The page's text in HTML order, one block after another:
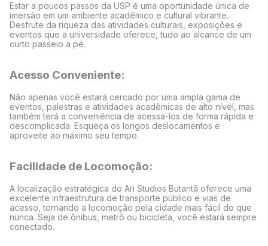
Estar a poucos passos da USP é uma oportunidade única de
imersão em um ambiente acadêmico e cultural vibrante.
Desfrute da riqueza das atividades culturais, exposições e
eventos que a universidade oferece, tudo ao alcance de um
curto passeio a pé.
Acesso Conveniente:
Não apenas você estará cercado por uma ampla gama de
eventos, palestras e atividades acadêmicas de alto nível, mas
também terá a conveniência de acessá-los de forma rápida e
descomplicada. Esqueça os longos deslocamentos e
aproveite ao máximo seu tempo.
Facilidade de Locomoção:
A localização estratégica do Ari Studios Butantã oferece uma
excelente infraestrutura de transporte público e vias de
acesso, tornando a locomoção pela cidade mais fácil do que
nunca. Seja de ônibus, metrô ou bicicleta, você estará sempre
conectado.